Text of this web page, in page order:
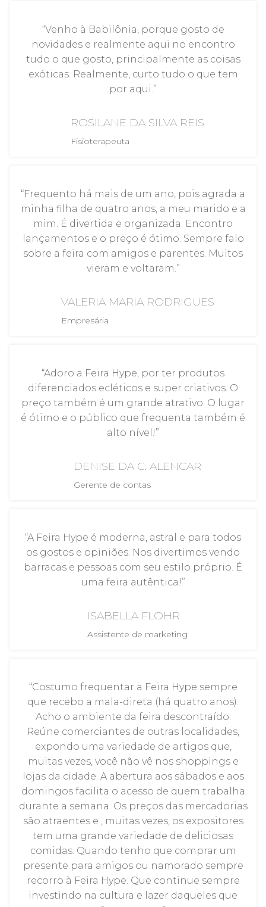
“Venho à Babilônia, porque gosto de
novidades e realmente aqui no encontro
tudo o que gosto, principalmente as coisas
exóticas. Realmente, curto tudo o que tem
por aqui.”
ROSILANE DA SILVA REIS
Fisioterapeuta
“Frequento há mais de um ano, pois agrada a
minha filha de quatro anos, a meu marido e a
mim. É divertida e organizada. Encontro
lançamentos e o preço é ótimo. Sempre falo
sobre a feira com amigos e parentes. Muitos
vieram e voltaram.”
VALERIA MARIA RODRIGUES
Empresária
“Adoro a Feira Hype, por ter produtos
diferenciados ecléticos e super criativos. O
preço também é um grande atrativo. O lugar
é ótimo e o público que frequenta também é
alto nível!”
DENISE DA C. ALENCAR
Gerente de contas
“A Feira Hype é moderna, astral e para todos
os gostos e opiniões. Nos divertimos vendo
barracas e pessoas com seu estilo próprio. É
uma feira autêntica!”
ISABELLA FLOHR
Assistente de marketing
“Costumo frequentar a Feira Hype sempre
que recebo a mala-direta (há quatro anos).
Acho o ambiente da feira descontraído.
Reúne comerciantes de outras localidades,
expondo uma variedade de artigos que,
muitas vezes, você não vê nos shoppings e
lojas da cidade. A abertura aos sábados e aos
domingos facilita o acesso de quem trabalha
durante a semana. Os preços das mercadorias
são atraentes e , muitas vezes, os expositores
tem uma grande variedade de deliciosas
comidas. Quando tenho que comprar um
presente para amigos ou namorado sempre
recorro à Feira Hype. Que continue sempre
investindo na cultura e lazer daqueles que